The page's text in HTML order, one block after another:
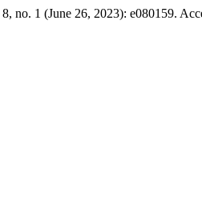
8, no. 1 (June 26, 2023): e080159.